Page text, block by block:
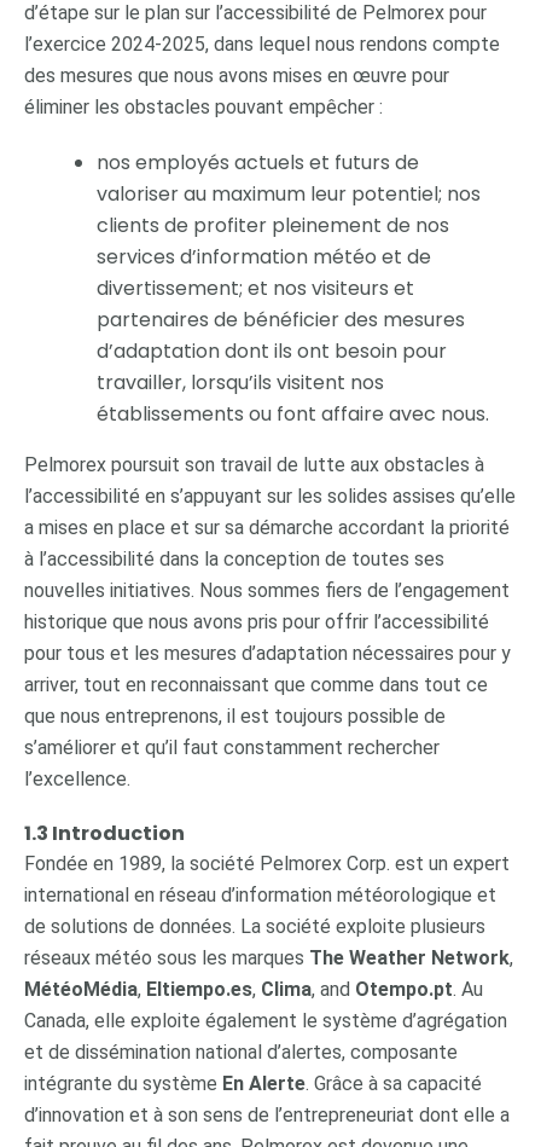
d’étape sur le plan sur l’accessibilité de Pelmorex pour
l’exercice 2024-2025, dans lequel nous rendons compte
des mesures que nous avons mises en œuvre pour
éliminer les obstacles pouvant empêcher :
nos employés actuels et futurs de
valoriser au maximum leur potentiel; nos
clients de profiter pleinement de nos
services d’information météo et de
divertissement; et nos visiteurs et
partenaires de bénéficier des mesures
d’adaptation dont ils ont besoin pour
travailler, lorsqu’ils visitent nos
établissements ou font affaire avec nous.
Pelmorex poursuit son travail de lutte aux obstacles à
l’accessibilité en s’appuyant sur les solides assises qu’elle
a mises en place et sur sa démarche accordant la priorité
à l’accessibilité dans la conception de toutes ses
nouvelles initiatives. Nous sommes fiers de l’engagement
historique que nous avons pris pour offrir l’accessibilité
pour tous et les mesures d’adaptation nécessaires pour y
arriver, tout en reconnaissant que comme dans tout ce
que nous entreprenons, il est toujours possible de
s’améliorer et qu’il faut constamment rechercher
l’excellence.
1.3 Introduction
Fondée en 1989, la société Pelmorex Corp. est un expert
international en réseau d’information météorologique et
de solutions de données. La société exploite plusieurs
réseaux météo sous les marques The Weather Network,
MétéoMédia, Eltiempo.es, Clima, and Otempo.pt. Au
Canada, elle exploite également le système d’agrégation
et de dissémination national d’alertes, composante
intégrante du système En Alerte. Grâce à sa capacité
d’innovation et à son sens de l’entrepreneuriat dont elle a